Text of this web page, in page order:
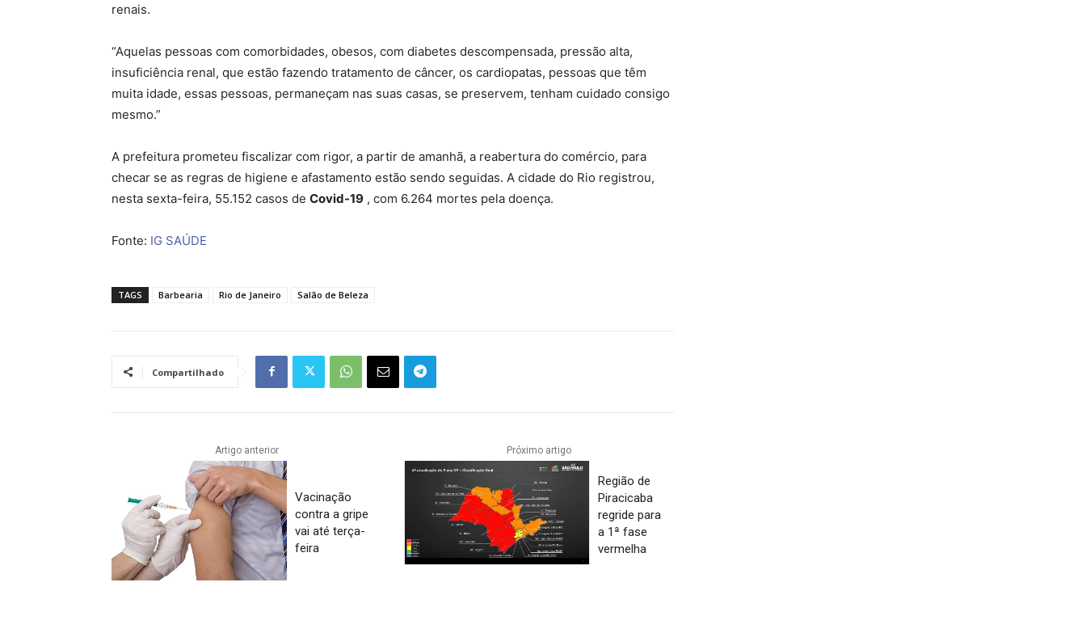
renais.
“Aquelas pessoas com comorbidades, obesos, com diabetes descompensada, pressão alta,
insuficiência renal, que estão fazendo tratamento de câncer, os cardiopatas, pessoas que têm
muita idade, essas pessoas, permaneçam nas suas casas, se preservem, tenham cuidado consigo
mesmo.”
A prefeitura prometeu fiscalizar com rigor, a partir de amanhã, a reabertura do comércio, para
checar se as regras de higiene e afastamento estão sendo seguidas. A cidade do Rio registrou,
nesta sexta-feira, 55.152 casos de Covid-19 , com 6.264 mortes pela doença.
Fonte: IG SAÚDE
TAGS Barbearia Rio de Janeiro Salão de Beleza
Compartilhado
Artigo anterior
Vacinação
contra a gripe
vai até terça-
feira
Próximo artigo
Região de
Piracicaba
regride para
a 1ª fase
vermelha